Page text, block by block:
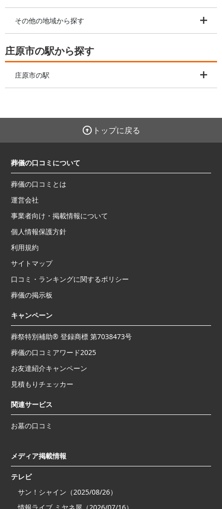
その他の地域から探す
庄原市の駅から探す
庄原市の駅
トップに戻る
葬儀の口コミについて
葬儀の口コミとは
運営会社
事業者向け・掲載情報について
個人情報保護方針
利用規約
サイトマップ
口コミ・ランキングに関するポリシー
葬儀の掲示板
キャンペーン
葬祭特別補助® 登録商標 第7038473号
葬儀の口コミアワード2025
お友達紹介キャンペーン
見積もりチェッカー
関連サービス
お墓の口コミ
メディア掲載情報
テレビ
サン！シャイン（2025/08/26）